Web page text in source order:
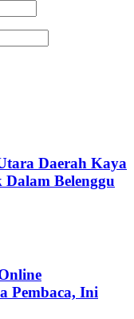
Daerah Kaya
Dalam Belenggu
Pembaca, Ini